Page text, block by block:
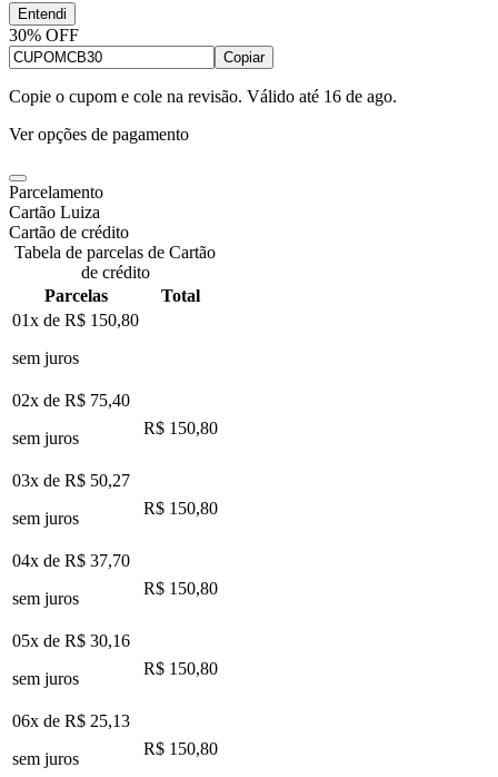
Entendi
30% OFF
Copiar
Copie o cupom e cole na revisão. Válido até 16 de ago.
Ver opções de pagamento
Parcelamento
Cartão Luiza
Cartão de crédito
Tabela de parcelas de Cartão
de crédito
Parcelas
Total
01x de R$ 150,80
sem juros
02x de R$ 75,40
sem juros
R$ 150,80
03x de R$ 50,27
sem juros
R$ 150,80
04x de R$ 37,70
sem juros
R$ 150,80
05x de R$ 30,16
sem juros
R$ 150,80
06x de R$ 25,13
sem juros
R$ 150,80